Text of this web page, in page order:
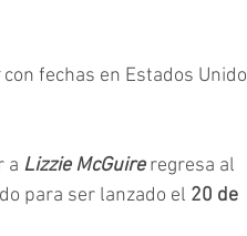
con fechas en Estados
a Lizzie McGuire regresa al
para ser lanzado el 20 de